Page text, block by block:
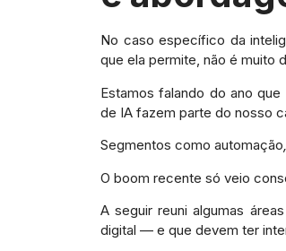
No caso específico da
que ela permite, não é muito
Estamos falando do ano
de IA fazem parte do nosso
Segmentos como automação
O boom recente só veio
A seguir reuni algumas
digital — e que devem ter